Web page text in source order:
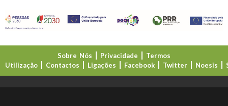
Sobre Nós Privacidade
Termos
Utilização
Contactos Ligações Facebook Twitter Noesis